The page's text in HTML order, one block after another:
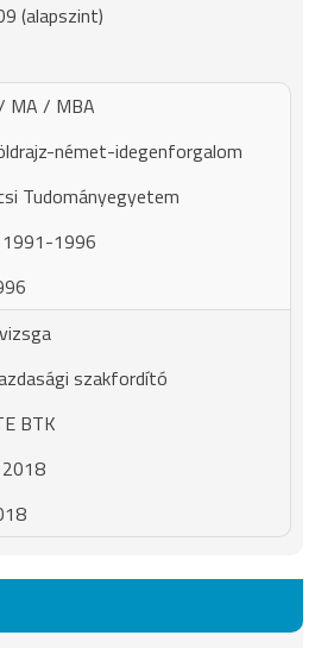
(alapszint)
MA / MBA
német-idegenforgalom
Tudományegyetem
1991-1996
szakfordító
BTK
2018